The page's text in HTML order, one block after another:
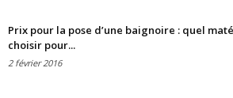
Prix pour la pose d’une baignoire : quel
choisir pour...
2 février 2016